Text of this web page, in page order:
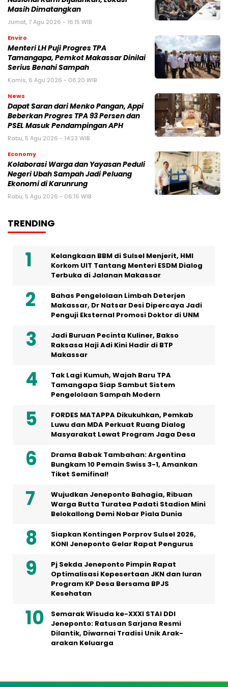
Masih Dimatangkan
Jumat, 7 Agu 2026 - 16:15 WIB
Enviro
Menteri LH Puji Progres TPA
Tamangapa, Pemkot Makassar Dinilai
Serius Benahi Sampah
Kamis, 6 Agu 2026 - 06:20 WIB
News
Dapat Saran dari Menko Pangan, Appi
Beberkan Progres TPA 93 Persen dan
PSEL Masuk Pendampingan APH
Rabu, 5 Agu 2026 - 14:23 WIB
Economy
Kolaborasi Warga dan Yayasan Peduli
Negeri Ubah Sampah Jadi Peluang
Ekonomi di Karunrung
Rabu, 5 Agu 2026 - 06:16 WIB
TRENDING
Kelangkaan BBM di Sulsel Menjerit, HMI
Korkom UIT Tantang Menteri ESDM Dialog
Terbuka di Jalanan Makassar
Bahas Pengelolaan Limbah Deterjen
Makassar, Dr Natsar Desi Dipercaya Jadi
Penguji Eksternal Promosi Doktor di UNM
Jadi Buruan Pecinta Kuliner, Bakso
Raksasa Haji Adi Kini Hadir di BTP
Makassar
Tak Lagi Kumuh, Wajah Baru TPA
Tamangapa Siap Sambut Sistem
Pengelolaan Sampah Modern
FORDES MATAPPA Dikukuhkan, Pemkab
Luwu dan MDA Perkuat Ruang Dialog
Masyarakat Lewat Program Jaga Desa
Drama Babak Tambahan: Argentina
Bungkam 10 Pemain Swiss 3-1, Amankan
Tiket Semifinal!
Wujudkan Jeneponto Bahagia, Ribuan
Warga Butta Turatea Padati Stadion Mini
Belokallong Demi Nobar Piala Dunia
Siapkan Kontingen Porprov Sulsel 2026,
KONI Jeneponto Gelar Rapat Pengurus
Pj Sekda Jeneponto Pimpin Rapat
Optimalisasi Kepesertaan JKN dan Iuran
Program KP Desa Bersama BPJS
Kesehatan
Semarak Wisuda ke-XXXI STAI DDI
Jeneponto: Ratusan Sarjana Resmi
Dilantik, Diwarnai Tradisi Unik Arak-
arakan Keluarga